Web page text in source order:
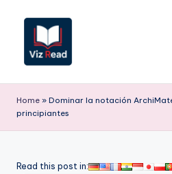
contenido
iz
R
a
Home » Dominar la notación
principiantes
Read this post in: